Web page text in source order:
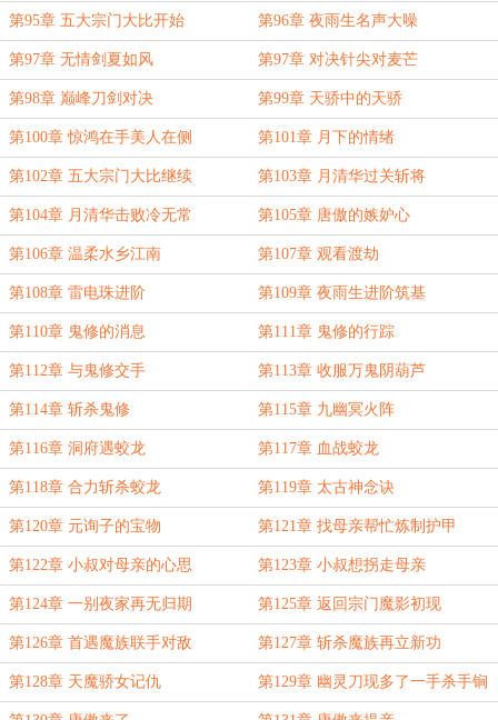
第95章 五大宗门大比开始 第96章 夜雨生名声大噪
第97章 无情剑夏如风 第97章 对决针尖对麦芒
第98章 巅峰刀剑对决 第99章 天骄中的天骄
第100章 惊鸿在手美人在侧 第101章 月下的情绪
第102章 五大宗门大比继续 第103章 月清华过关斩将
第104章 月清华击败冷无常 第105章 唐傲的嫉妒心
第106章 温柔水乡江南 第107章 观看渡劫
第108章 雷电珠进阶 第109章 夜雨生进阶筑基
第110章 鬼修的消息 第111章 鬼修的行踪
第112章 与鬼修交手 第113章 收服万鬼阴葫芦
第114章 斩杀鬼修 第115章 九幽冥火阵
第116章 洞府遇蛟龙 第117章 血战蛟龙
第118章 合力斩杀蛟龙 第119章 太古神念诀
第120章 元询子的宝物 第121章 找母亲帮忙炼制护甲
第122章 小叔对母亲的心思 第123章 小叔想拐走母亲
第124章 一别夜家再无归期 第125章 返回宗门魔影初现
第126章 首遇魔族联手对敌 第127章 斩杀魔族再立新功
第128章 天魔骄女记仇 第129章 幽灵刀现多了一手杀手锏